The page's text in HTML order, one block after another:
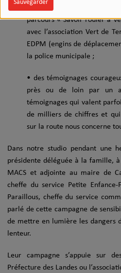
Sauvegarder
sensibilisation aux angles
parcours « Savoir rouler à
avec l’association Vert de
EDPM (engins de
la police municipale ;
• des témoignages
près ou de loin par un
témoignages qui valent
de milliers de chiffres et
sur la route nous concerne
Dans notre studio pendant une
présidente déléguée à la famille,
MACS et adjointe au maire de
cheffe du service Petite
Paraillous, cheffe du service
parlé de cette campagne de
de mettre en lumière les dangers
lenteur.
Leur campagne s’appuie sur
Préfecture des Landes ou